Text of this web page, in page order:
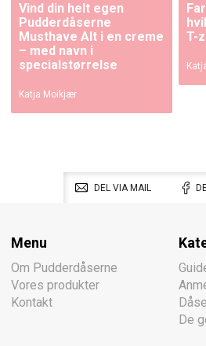
Vind din helt egen
Pudderdåserne
Musthave Alt i en creme
– med navn i
specialstørrelse
Katja Moikjær
T-
DEL VIA MAIL
Menu
Om Pudderdåserne
Vores produkter
Kontakt
De